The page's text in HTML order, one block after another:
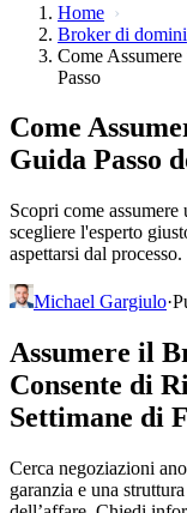
Home
Broker di domini
Come
Passo
Come
Guida Passo
Scopri come
scegliere l'esperto
aspettarsi dal processo.
Michael Gargiulo·
Assumere il
Consente di
Settimane di
Cerca negoziazioni
garanzia e una